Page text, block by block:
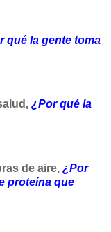
qué la gente toma
¿Por qué la
de aire, ¿Por
proteína que